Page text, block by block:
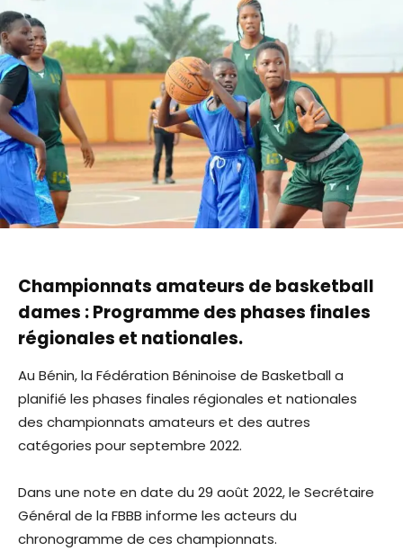
Championnats amateurs de basketball
dames : Programme des phases finales
régionales et nationales.
Au Bénin, la Fédération Béninoise de Basketball a
planifié les phases finales régionales et nationales
des championnats amateurs et des autres
catégories pour septembre 2022.
Dans une note en date du 29 août 2022, le Secrétaire
Général de la FBBB informe les acteurs du
chronogramme de ces championnats.